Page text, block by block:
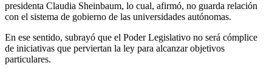
presidenta Claudia Sheinbaum, lo cual, afirmó, no guarda relación
con el sistema de gobierno de las universidades autónomas.
En ese sentido, subrayó que el Poder Legislativo no será cómplice
de iniciativas que perviertan la ley para alcanzar objetivos
particulares.